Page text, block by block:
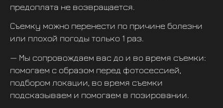
предоплата не возвращается.
Съемку можно перенести по причине болезни
или плохой погоды только 1 раз.
— Мы сопровождаем вас до и во время съемки:
помогаем с образом перед фотосессией,
подбором локации, во время съемки
подсказываем и помогаем в позировании.